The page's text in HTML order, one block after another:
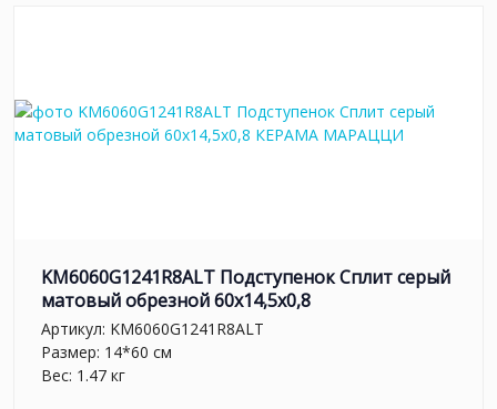
KM6060G1241R8ALT Подступенок Сплит серый
матовый обрезной 60x14,5x0,8
Артикул: KM6060G1241R8ALT
Размер: 14*60 см
Вес: 1.47 кг